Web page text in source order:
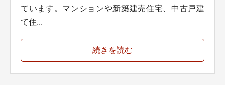
ています。マンションや新築建売住宅、中古戸建
て住...
続きを読む